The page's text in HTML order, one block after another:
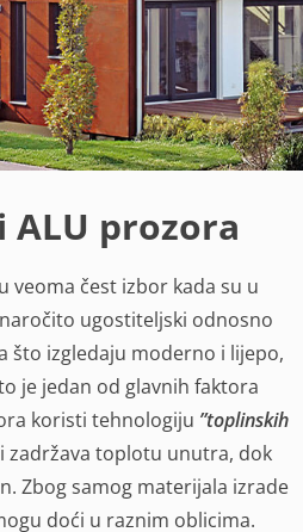
ALU prozora
veoma čest izbor kada su u
ugostiteljski odnosno
što izgledaju moderno i lijepo,
je jedan od glavnih faktora
koristi tehnologiju ”toplinskih
zadržava toplotu unutra, dok
Zbog samog materijala izrade
doći u raznim oblicima.